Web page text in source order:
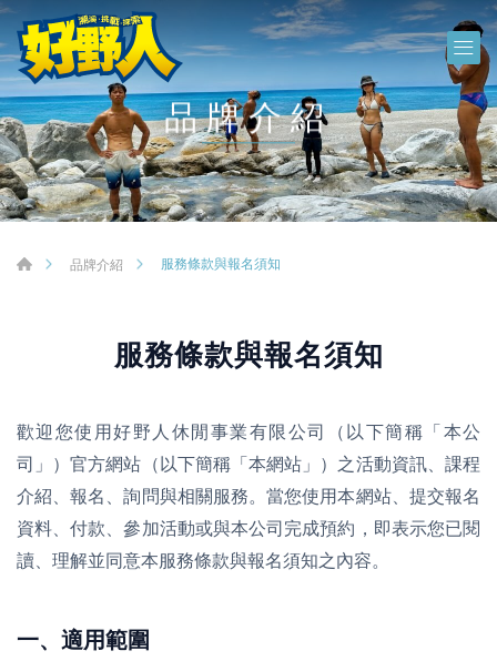
品牌介紹
品牌介紹 服務條款與報名須知
服務條款與報名須知
歡迎您使用好野人休閒事業有限公司（以下簡稱「本公
司」）官方網站（以下簡稱「本網站」）之活動資訊、課程
介紹、報名、詢問與相關服務。當您使用本網站、提交報名
資料、付款、參加活動或與本公司完成預約，即表示您已閱
讀、理解並同意本服務條款與報名須知之內容。
一、適用範圍